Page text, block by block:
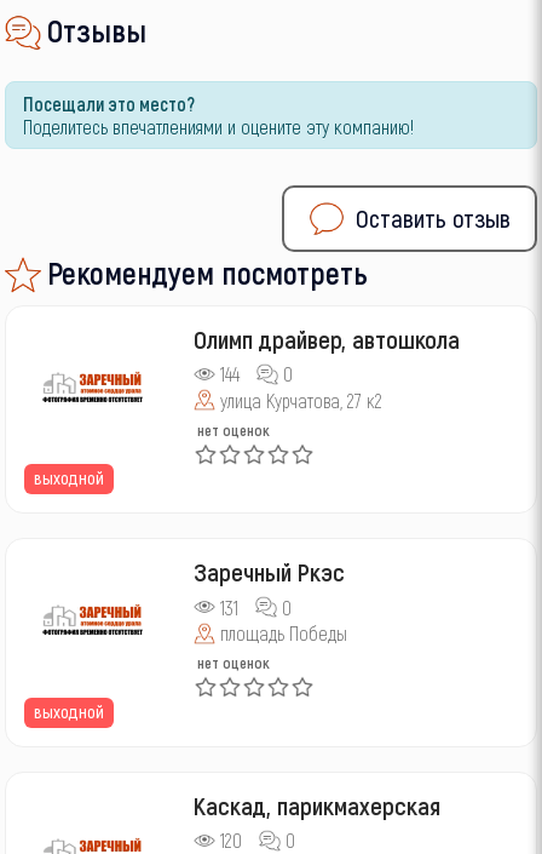
Отзывы
Посещали это место?
Поделитесь впечатлениями и оцените эту компанию!
Оставить отзыв
Рекомендуем посмотреть
выходной
Олимп драйвер, автошкола
144
0
улица Курчатова, 27 к2
нет оценок
выходной
Заречный Ркэс
131
0
площадь Победы
нет оценок
Каскад, парикмахерская
120
0